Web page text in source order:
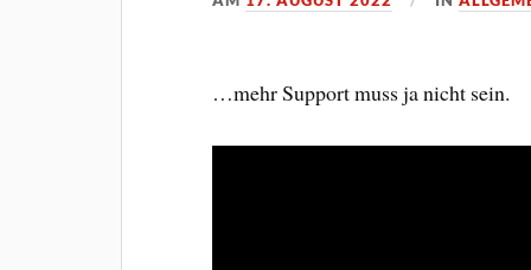
…mehr Support muss ja nicht sein.